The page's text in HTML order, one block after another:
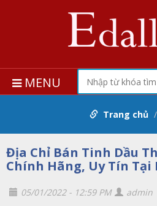
MENU
Trang chủ
Địa Chỉ Bán Tinh Dầu
Chính Hãng, Uy Tín Tại
05/01/2022 - 12:59 PM admin